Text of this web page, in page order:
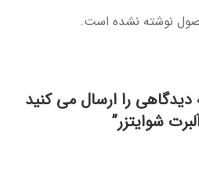
نوشته نشده است.
دیدگاهی را ارسال می کنید
شوایتزر”